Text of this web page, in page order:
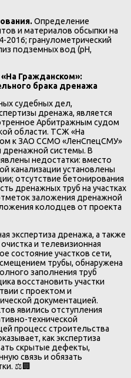
Определение
и материалов обсыпки на
гранулометрический
подземных вод (pH,
Гражданском»:
брака дренажа
судебных дел,
дренажа, является
Арбитражным судом
области. ТСЖ «На
к ЗАО ССМО «ЛенСпецСМУ»
дренажной системы. В
недостатки: вместо
канализации установлены
отсутствие бетонирования
дренажных труб на участках
заложения дренажной
колодцев от проекта
экспертиза дренажа, а также
и телевизионная
состояние участков сети,
трубы, обнаружена
заполнения труб
восстановить участки
с проектом и
документацией.
явились отступления
технической
процесс строительства
как экспертиза
скрытые дефекты,
связь и обязать
⚖️🏢